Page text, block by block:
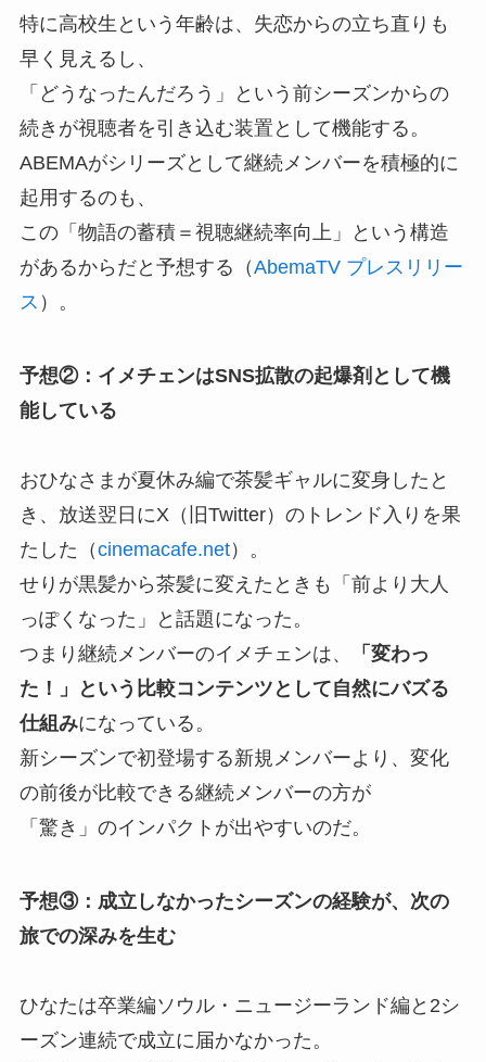
特に高校生という年齢は、失恋からの立ち直りも
早く見えるし、
「どうなったんだろう」という前シーズンからの
続きが視聴者を引き込む装置として機能する。
ABEMAがシリーズとして継続メンバーを積極的に
起用するのも、
この「物語の蓄積＝視聴継続率向上」という構造
があるからだと予想する（AbemaTV プレスリリー
ス ）。
予想②：イメチェンはSNS拡散の起爆剤として機
能している
おひなさまが夏休み編で茶髪ギャルに変身したと
き、放送翌日にX（旧Twitter）のトレンド入りを果
たした（cinemacafe.net）。
せりが黒髪から茶髪に変えたときも「前より大人
っぽくなった」と話題になった。
つまり継続メンバーのイメチェンは、
「変わっ
た！」という比較コンテンツとして自然にバズる
仕組みになっている。
新シーズンで初登場する新規メンバーより、変化
の前後が比較できる継続メンバーの方が
「驚き」のインパクトが出やすいのだ。
予想③：成立しなかったシーズンの経験が、次の
旅での深みを生む
ひなたは卒業編ソウル・ニュージーランド編と2シ
ーズン連続で成立に届かなかった。